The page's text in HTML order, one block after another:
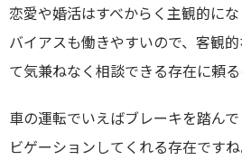
恋愛や婚活はすべからく主観的に
バイアスも働きやすいので、客観
て気兼ねなく相談できる存在に頼る
車の運転でいえばブレーキを踏ん
ビゲーションしてくれる存在ですね